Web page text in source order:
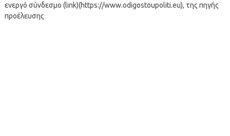
ενεργό σύνδεσμο (link)(https://www.odigostoupoliti.eu), της πηγής
προέλευσης